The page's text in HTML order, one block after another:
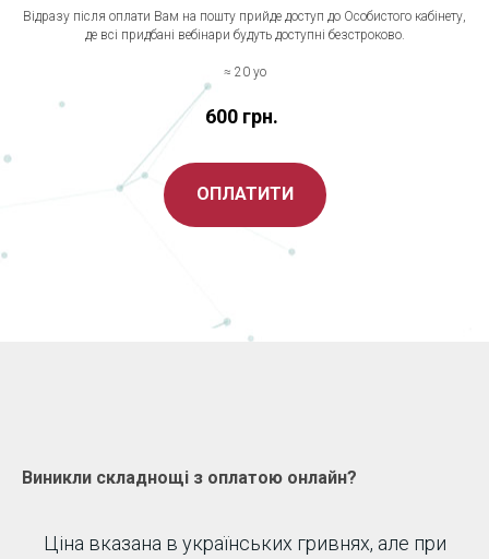
Відразу після оплати Вам на пошту прийде доступ до Особистого кабінету,
де всі придбані вебінари будуть доступні безстроково.
≈ 20 уо
600 грн.
ОПЛАТИТИ
Виникли складнощі з оплатою онлайн?
Ціна вказана в українських гривнях, але при